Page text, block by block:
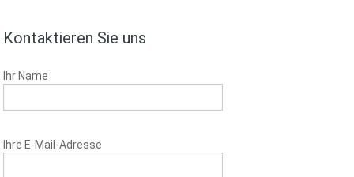
Kontaktieren Sie uns
Ihr Name
Ihre E-Mail-Adresse